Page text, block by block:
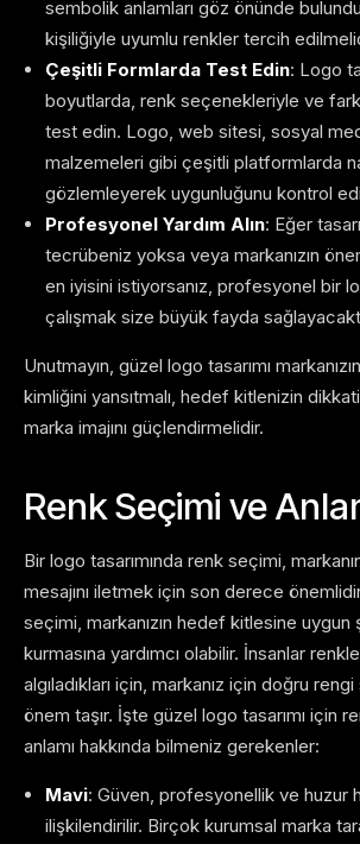
sembolik anlamları göz önünde
kişiliğiyle uyumlu renkler tercih
Çeşitli Formlarda Test Edin: Logo
boyutlarda, renk seçenekleriyle ve
test edin. Logo, web sitesi, sosyal
malzemeleri gibi çeşitli platformlarda
gözlemleyerek uygunluğunu kontrol
Profesyonel Yardım Alın: Eğer
tecrübeniz yoksa veya markanızın
en iyisini istiyorsanız, profesyonel bir
çalışmak size büyük fayda
Unutmayın, güzel logo tasarımı
kimliğini yansıtmalı, hedef kitlenizin
marka imajını güçlendirmelidir.
Renk Seçimi ve
Bir logo tasarımında renk seçimi,
mesajını iletmek için son derece
seçimi, markanızın hedef kitlesine uygun
kurmasına yardımcı olabilir. İnsanlar
algıladıkları için, markanız için doğru
önem taşır. İşte güzel logo tasarımı için
anlamı hakkında bilmeniz gerekenler:
Mavi: Güven, profesyonellik ve huzur
ilişkilendirilir. Birçok kurumsal marka